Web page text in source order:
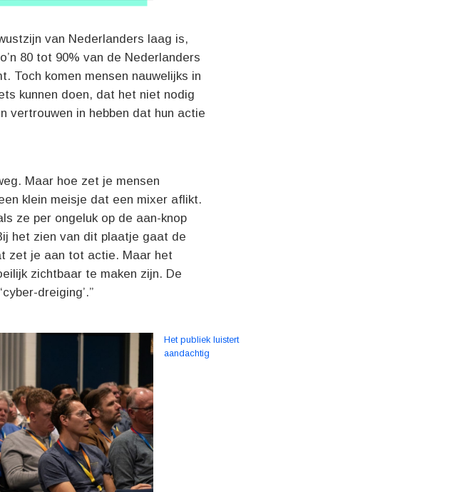
van Nederlanders laag is,
80 tot 90% van de Nederlanders
Toch komen mensen nauwelijks in
kunnen doen, dat het niet nodig
vertrouwen in hebben dat hun actie
Maar hoe zet je mensen
klein meisje dat een mixer aflikt.
ze per ongeluk op de aan-knop
het zien van dit plaatje gaat de
zet je aan tot actie. Maar het
zichtbaar te maken zijn. De
dreiging’.”
Het publiek luistert
aandachtig